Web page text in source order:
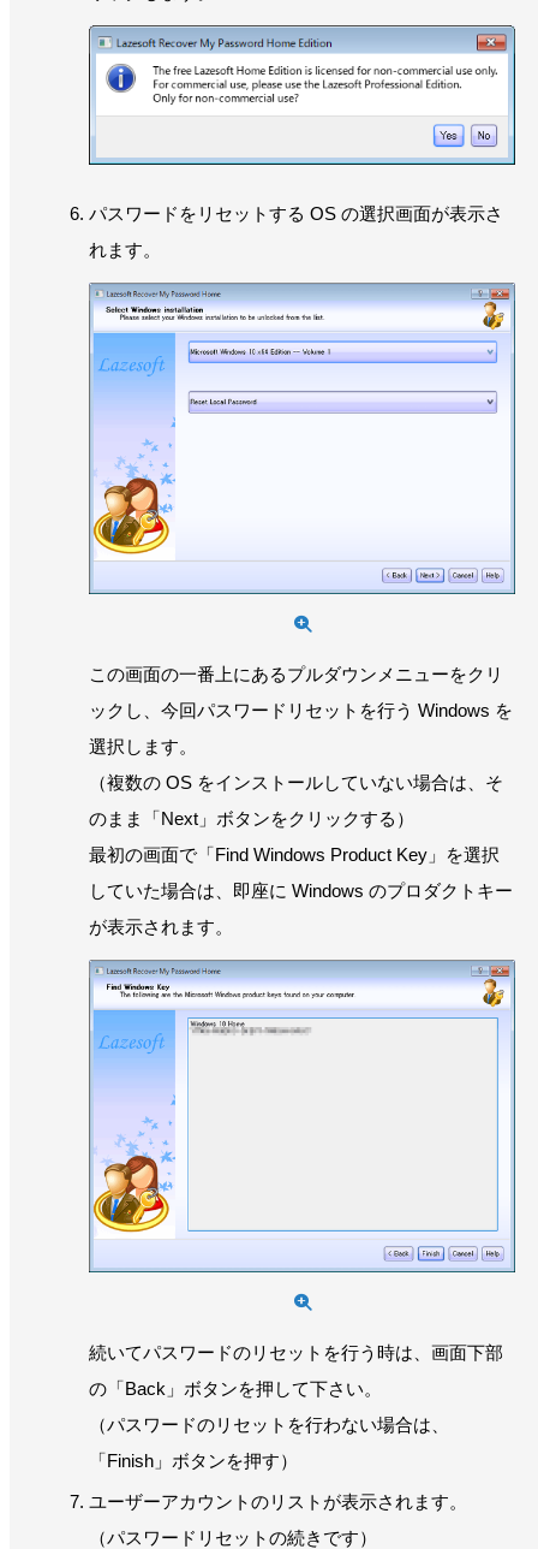
パスワードをリセットする OS の選択画面が表示さ
れます。
この画面の一番上にあるプルダウンメニューをクリ
ックし、今回パスワードリセットを行う Windows を
選択します。
（複数の OS をインストールしていない場合は、そ
のまま「Next」ボタンをクリックする）
最初の画面で「Find Windows Product Key」を選択
していた場合は、即座に Windows のプロダクトキー
が表示されます。
続いてパスワードのリセットを行う時は、画面下部
の「Back」ボタンを押して下さい。
（パスワードのリセットを行わない場合は、
「Finish」ボタンを押す）
ユーザーアカウントのリストが表示されます。
（パスワードリセットの続きです）